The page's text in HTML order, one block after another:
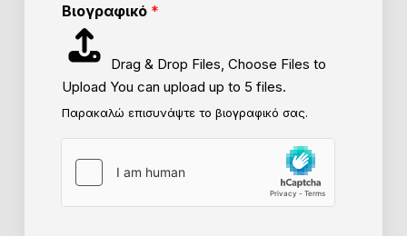
Βιογραφικό *
Drag & Drop Files, Choose Files to
Upload You can upload up to 5 files.
Παρακαλώ επισυνάψτε το βιογραφικό σας.